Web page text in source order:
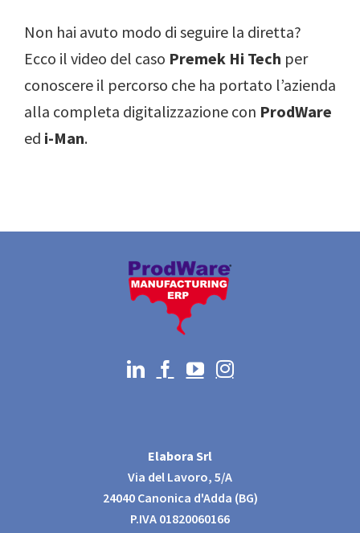
Non hai avuto modo di seguire la diretta?
Ecco il video del caso Premek Hi Tech per
conoscere il percorso che ha portato l’azienda
alla completa digitalizzazione con ProdWare
ed i-Man.
Elabora Srl
Via del Lavoro, 5/A
24040 Canonica d'Adda (BG)
P.IVA 01820060166